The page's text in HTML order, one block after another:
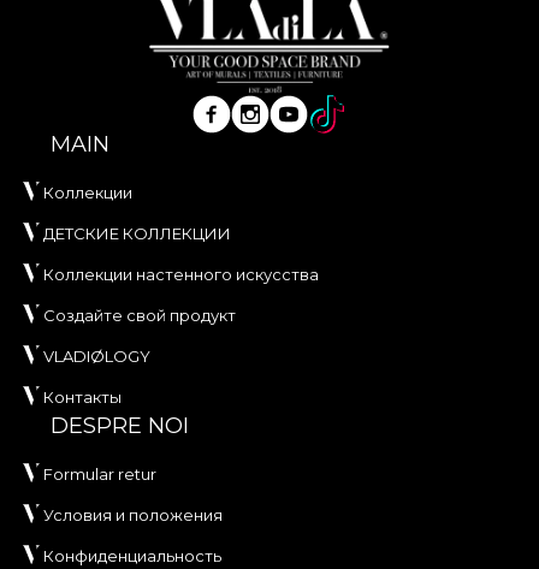
MAIN
Коллекции
ДЕТСКИЕ КОЛЛЕКЦИИ
Коллекции настенного искусства
Создайте свой продукт
VLADIØLOGY
Контакты
DESPRE NOI
Formular retur
Условия и положения
Конфиденциальность